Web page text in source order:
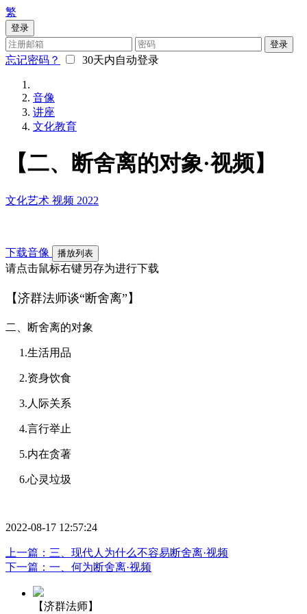
繁
登录
登录
忘记密码？ 30天内自动登录
音像
讲座
文化教育
【二、断舍离的对象·视频】
文化艺术 视频 2022
下载音像 播放列表
请点击鼠标右键另存为进行下载
【济群法师谈“断舍离”】
二、断舍离的对象
1.生活用品
2.资身饮食
3.人际关系
4.言行举止
5.内在贪著
6.心灵垃圾
2022-08-17 12:57:24
上一篇：三、现代人为什么不容易断舍离·视频
下一篇：一、何为断舍离·视频
【济群法师】